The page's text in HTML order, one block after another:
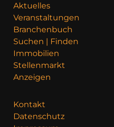
Aktuelles
Veranstaltungen
Branchenbuch
Suchen | Finden
Immobilien
Stellenmarkt
Anzeigen
Kontakt
Datenschutz